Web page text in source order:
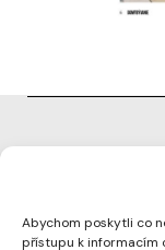
Abychom poskytli co
přístupu k informacím